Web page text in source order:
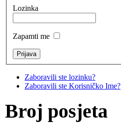
Lozinka
Zapamti me
Zaboravili ste lozinku?
Zaboravili ste Korisničko Ime?
Broj posjeta